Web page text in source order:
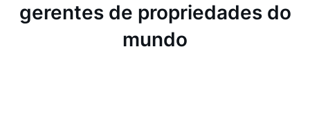
gerentes de propriedades do
mundo